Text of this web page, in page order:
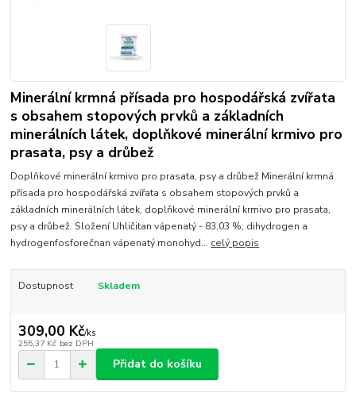
Minerální krmná přísada pro hospodářská zvířata
s obsahem stopových prvků a základních
minerálních látek, doplňkové minerální krmivo pro
prasata, psy a drůbež
Doplňkové minerální krmivo pro prasata, psy a drůbež Minerální krmná
přísada pro hospodářská zvířata s obsahem stopových prvků a
základních minerálních látek, doplňkové minerální krmivo pro prasata,
psy a drůbež. Složení Uhličitan vápenatý - 83,03 %; dihydrogen a
hydrogenfosforečnan vápenatý monohyd... celý popis
Dostupnost Skladem
309,00 Kč/ks
255,37 Kč bez DPH
Přidat do košíku